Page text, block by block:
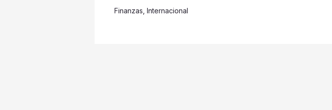
Finanzas Internacional